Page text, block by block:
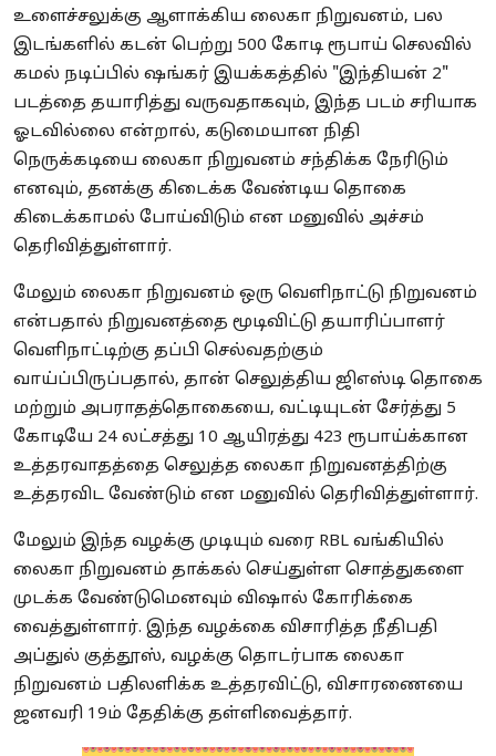
உளைச்சலுக்கு ஆளாக்கிய லைகா நிறுவனம், பல
இடங்களில் கடன் பெற்று 500 கோடி ரூபாய் செலவில்
கமல் நடிப்பில் ஷங்கர் இயக்கத்தில் "இந்தியன் 2"
படத்தை தயாரித்து வருவதாகவும், இந்த படம் சரியாக
ஓடவில்லை என்றால், கடுமையான நிதி
நெருக்கடியை லைகா நிறுவனம் சந்திக்க நேரிடும்
எனவும், தனக்கு கிடைக்க வேண்டிய தொகை
கிடைக்காமல் போய்விடும் என மனுவில் அச்சம்
தெரிவித்துள்ளார்.
மேலும் லைகா நிறுவனம் ஒரு வெளிநாட்டு நிறுவனம்
என்பதால் நிறுவனத்தை மூடிவிட்டு தயாரிப்பாளர்
வெளிநாட்டிற்கு தப்பி செல்வதற்கும்
வாய்ப்பிருப்பதால், தான் செலுத்திய ஜிஎஸ்டி தொகை
மற்றும் அபராதத்தொகையை, வட்டியுடன் சேர்த்து 5
கோடியே 24 லட்சத்து 10 ஆயிரத்து 423 ரூபாய்க்கான
உத்தரவாதத்தை செலுத்த லைகா நிறுவனத்திற்கு
உத்தரவிட வேண்டும் என மனுவில் தெரிவித்துள்ளார்.
மேலும் இந்த வழக்கு முடியும் வரை RBL வங்கியில்
லைகா நிறுவனம் தாக்கல் செய்துள்ள சொத்துகளை
முடக்க வேண்டுமெனவும் விஷால் கோரிக்கை
வைத்துள்ளார். இந்த வழக்கை விசாரித்த நீதிபதி
அப்துல் குத்தூஸ், வழக்கு தொடர்பாக லைகா
நிறுவனம் பதிலளிக்க உத்தரவிட்டு, விசாரணையை
ஜனவரி 19ம் தேதிக்கு தள்ளிவைத்தார்.